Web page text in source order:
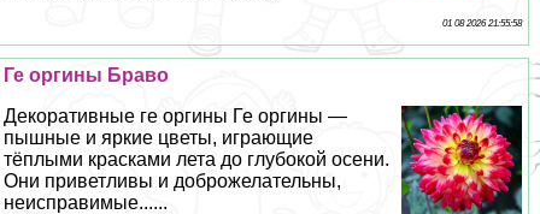
01 08 2026 21:55:58
Ге opгины Браво
Декоративные ге opгины Ге opгины —
пышные и яркие цветы, играющие
тёплыми красками лета до глубокой осени.
Они приветливы и доброжелательны,
неисправимые......